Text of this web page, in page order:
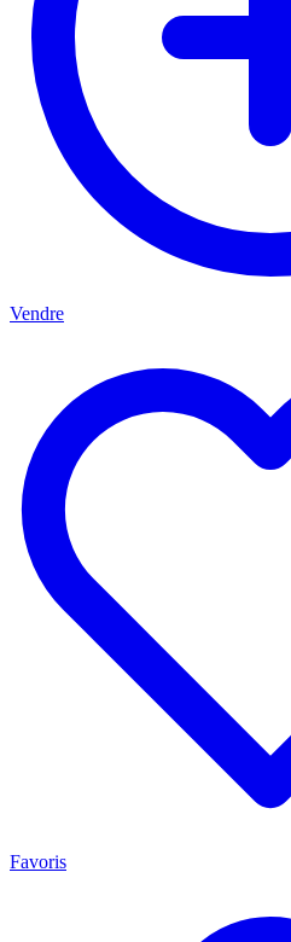
Vendre
Favoris